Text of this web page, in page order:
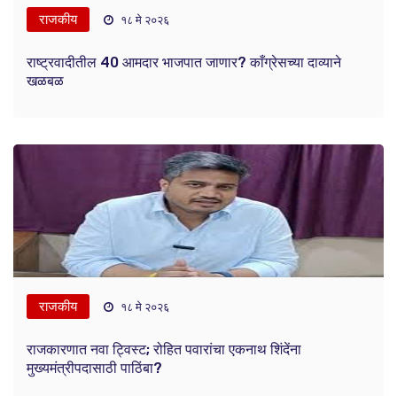
राजकीय १८ मे २०२६
राष्ट्रवादीतील 40 आमदार भाजपात जाणार? काँग्रेसच्या दाव्याने
खळबळ
राजकीय १८ मे २०२६
राजकारणात नवा ट्विस्ट; रोहित पवारांचा एकनाथ शिंदेंना
मुख्यमंत्रीपदासाठी पाठिंबा?